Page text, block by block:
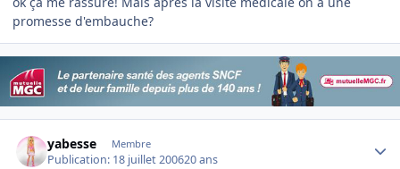
promesse d'embauche?
yabesse Membre
Publication: 18 juillet 200620 ans